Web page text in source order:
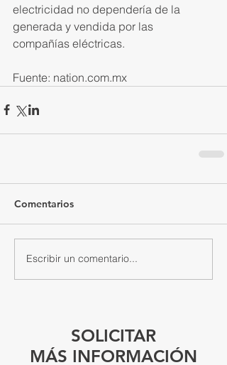
electricidad no dependería de la
generada y vendida por las
compañías eléctricas.
Fuente: nation.com.mx
Comentarios
Escribir un comentario...
SOLICITAR
MÁS INFORMACIÓN